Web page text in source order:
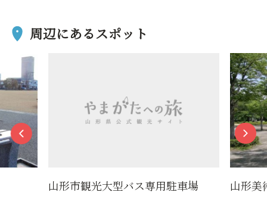
周辺にあるスポット
山形市観光大型バス専用駐車場 山形美